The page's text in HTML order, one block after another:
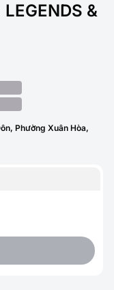
&
Phường Xuân Hòa,